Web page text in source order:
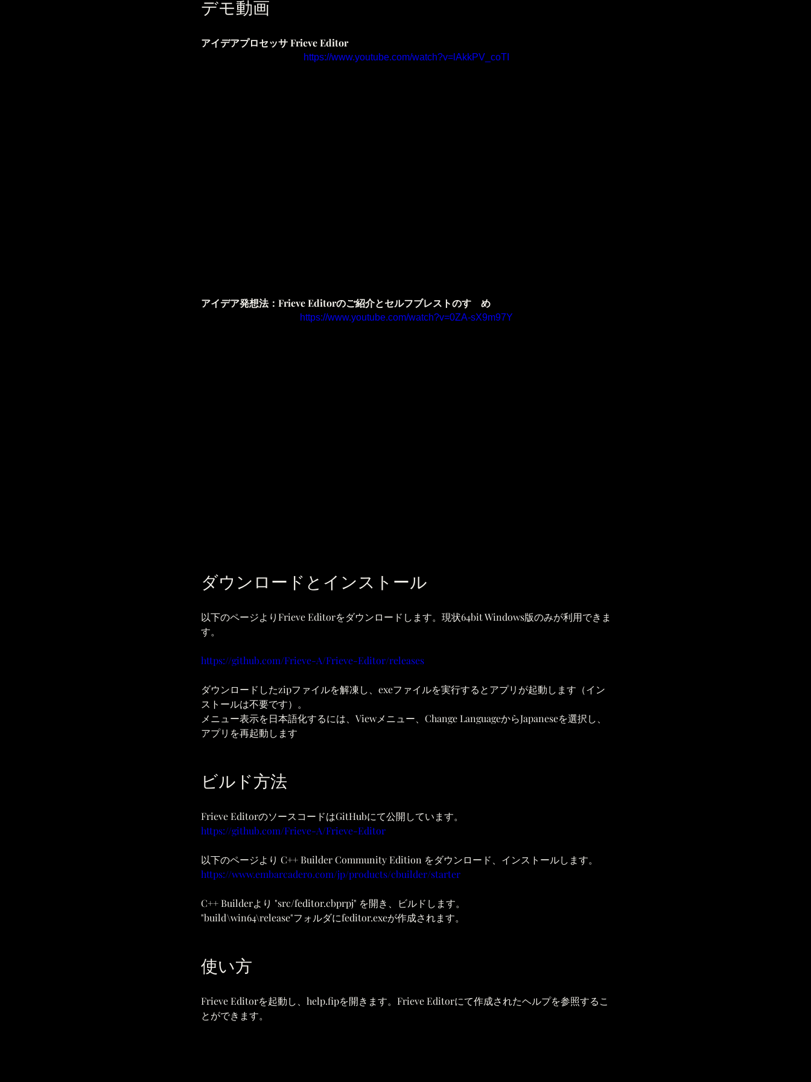
デモ動画
アイデアプロセッサ Frieve Editor
https://www.youtube.com/watch?v=lAkkPV_coTI
アイデア発想法：Frieve Editorのご紹介とセルフブレストのすゝめ
https://www.youtube.com/watch?v=0ZA-sX9m97Y
ダウンロードとインストール
以下のページよりFrieve Editorをダウンロードします。現状64bit Windows版のみが利用できま
す。
https://github.com/Frieve-A/Frieve-Editor/releases
ダウンロードしたzipファイルを解凍し、exeファイルを実行するとアプリが起動します（イン
ストールは不要です）。
メニュー表示を日本語化するには、Viewメニュー、Change LanguageからJapaneseを選択し、
アプリを再起動します
ビルド方法
Frieve EditorのソースコードはGitHubにて公開しています。
https://github.com/Frieve-A/Frieve-Editor
以下のページより C++ Builder Community Edition をダウンロード、インストールします。
https://www.embarcadero.com/jp/products/cbuilder/starter
C++ Builderより "src/feditor.cbprpj" を開き、ビルドします。
"build\win64\release"フォルダにfeditor.exeが作成されます。
使い方
Frieve Editorを起動し、help.fipを開きます。Frieve Editorにて作成されたヘルプを参照するこ
とができます。